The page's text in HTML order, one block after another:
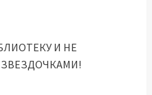
И НЕ